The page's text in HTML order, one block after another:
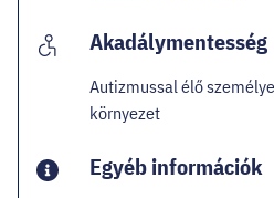
Akadálymentesség
Autizmussal élő
környezet
Egyéb információk